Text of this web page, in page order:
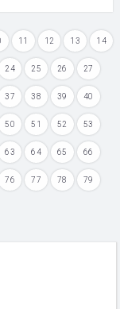
11 12 13 14
24 25 26 27
37 38 39 40
50 51 52 53
63 64 65 66
76 77 78 79